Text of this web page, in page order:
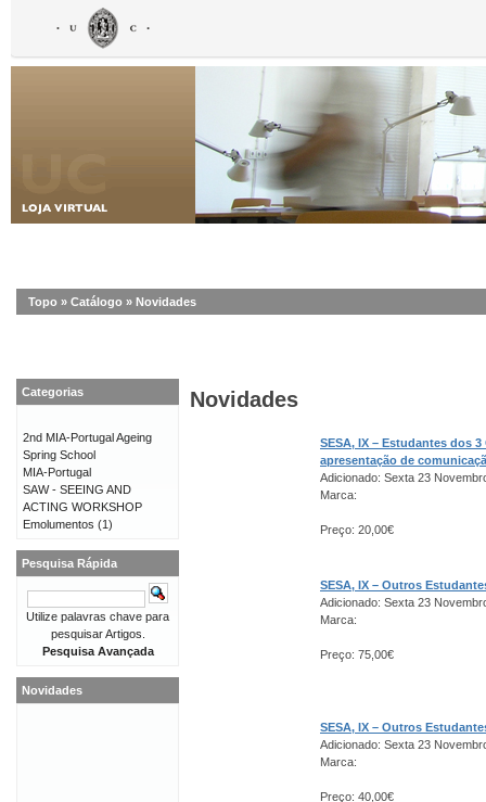
Topo » Catálogo » Novidades
Novidades
SESA, IX – Estudantes dos
apresentação de
Adicionado: Sexta 23
Marca:
Preço: 20,00€
SESA, IX – Outros
Adicionado: Sexta 23
Marca:
Preço: 75,00€
SESA, IX – Outros
Adicionado: Sexta 23
Marca:
Preço: 40,00€
Categorias
2nd MIA-Portugal Ageing
Spring School
MIA-Portugal
SAW - SEEING AND
ACTING WORKSHOP
Emolumentos (1)
Pesquisa Rápida
Utilize palavras chave para
pesquisar Artigos.
Pesquisa Avançada
Novidades